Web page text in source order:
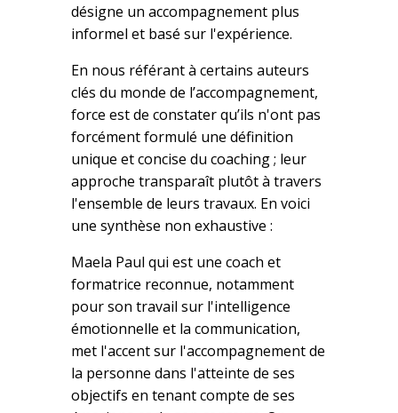
désigne un accompagnement plus
informel et basé sur l'expérience.
En nous référant à certains auteurs
clés du monde de l’accompagnement,
force est de constater qu’ils n'ont pas
forcément formulé une définition
unique et concise du coaching ; leur
approche transparaît plutôt à travers
l'ensemble de leurs travaux. En voici
une synthèse non exhaustive :
Maela Paul qui est une coach et
formatrice reconnue, notamment
pour son travail sur l'intelligence
émotionnelle et la communication,
met l'accent sur l'accompagnement de
la personne dans l'atteinte de ses
objectifs en tenant compte de ses